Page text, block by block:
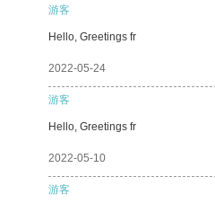
游客
Hello, Greetings fr
2022-05-24
游客
Hello, Greetings fr
2022-05-10
游客